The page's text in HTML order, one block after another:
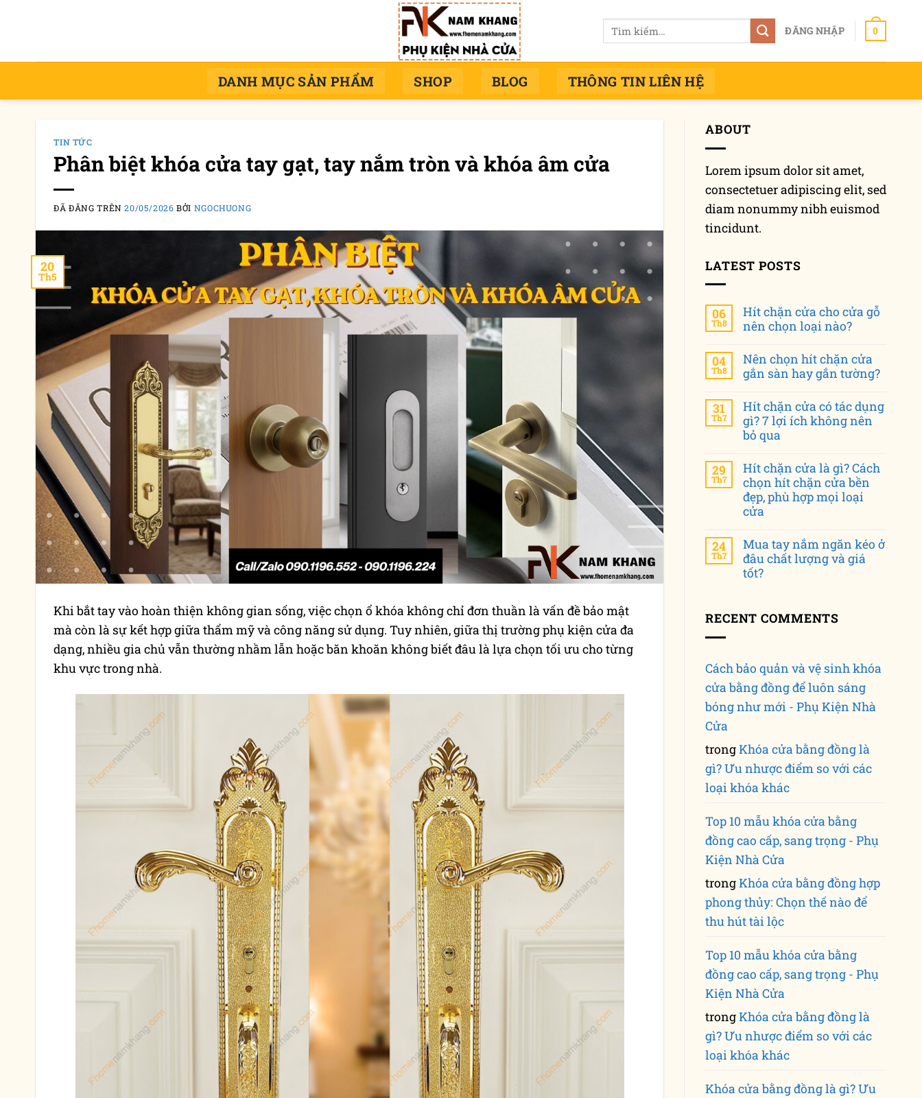
dung
Tìm
kiếm:
ĐĂNG NHẬP 0
DANH MỤC SẢN PHẨM SHOP BLOG THÔNG TIN LIÊN HỆ
TIN TỨC
Phân biệt khóa cửa tay gạt, tay nắm tròn và khóa âm cửa
ĐÃ ĐĂNG TRÊN20/05/2026 BỞI NGOCHUONG
20
Th5
Khi bắt tay vào hoàn thiện không gian sống, việc chọn ổ khóa không chỉ đơn thuần là vấn đề bảo mật
mà còn là sự kết hợp giữa thẩm mỹ và công năng sử dụng. Tuy nhiên, giữa thị trường phụ kiện cửa đa
dạng, nhiều gia chủ vẫn thường nhầm lẫn hoặc băn khoăn không biết đâu là lựa chọn tối ưu cho từng
khu vực trong nhà.
ABOUT
Lorem ipsum dolor sit amet,
consectetuer adipiscing elit, sed
diam nonummy nibh euismod
tincidunt.
LATEST POSTS
06
Th8
Hít chặn cửa cho cửa gỗ
nên chọn loại nào?
04
Th8
Nên chọn hít chặn cửa
gắn sàn hay gắn tường?
31
Th7
Hít chặn cửa có tác dụng
gì? 7 lợi ích không nên
bỏ qua
29
Th7
Hít chặn cửa là gì? Cách
chọn hít chặn cửa bền
đẹp, phù hợp mọi loại
cửa
24
Th7
Mua tay nắm ngăn kéo ở
đâu chất lượng và giá
tốt?
RECENT COMMENTS
Cách bảo quản và vệ sinh khóa
cửa bằng đồng để luôn sáng
bóng như mới - Phụ Kiện Nhà
Cửa
trongKhóa cửa bằng đồng là
gì? Ưu nhược điểm so với các
loại khóa khác
Top 10 mẫu khóa cửa bằng
đồng cao cấp, sang trọng - Phụ
Kiện Nhà Cửa
trongKhóa cửa bằng đồng hợp
phong thủy: Chọn thế nào để
thu hút tài lộc
Top 10 mẫu khóa cửa bằng
đồng cao cấp, sang trọng - Phụ
Kiện Nhà Cửa
trongKhóa cửa bằng đồng là
gì? Ưu nhược điểm so với các
loại khóa khác
Khóa cửa bằng đồng là gì? Ưu